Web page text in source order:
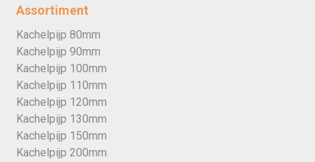
Assortiment
Kachelpijp 80mm
Kachelpijp 90mm
Kachelpijp 100mm
Kachelpijp 110mm
Kachelpijp 120mm
Kachelpijp 130mm
Kachelpijp 150mm
Kachelpijp 200mm